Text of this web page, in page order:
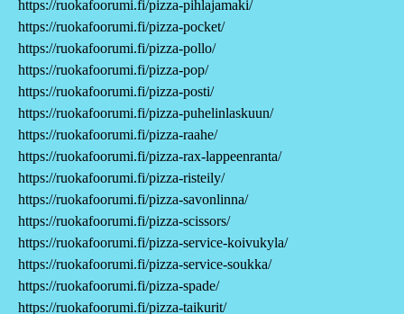
https://ruokafoorumi.fi/pizza-pihlajamaki/
https://ruokafoorumi.fi/pizza-pocket/
https://ruokafoorumi.fi/pizza-pollo/
https://ruokafoorumi.fi/pizza-pop/
https://ruokafoorumi.fi/pizza-posti/
https://ruokafoorumi.fi/pizza-puhelinlaskuun/
https://ruokafoorumi.fi/pizza-raahe/
https://ruokafoorumi.fi/pizza-rax-lappeenranta/
https://ruokafoorumi.fi/pizza-risteily/
https://ruokafoorumi.fi/pizza-savonlinna/
https://ruokafoorumi.fi/pizza-scissors/
https://ruokafoorumi.fi/pizza-service-koivukyla/
https://ruokafoorumi.fi/pizza-service-soukka/
https://ruokafoorumi.fi/pizza-spade/
https://ruokafoorumi.fi/pizza-taikurit/